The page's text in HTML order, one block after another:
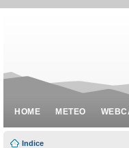
HOME METEO
Indice